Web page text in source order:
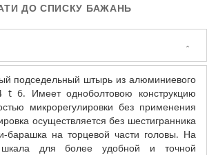
ДО СПИСКУ БАЖАНЬ
подседельный штырь из алюминиевого
t 6. Имеет одноболтовою конструкцию
микрорегулировки без применения
осуществляется без шестигранника
барашка на торцевой части головы. На
для более удобной и точной